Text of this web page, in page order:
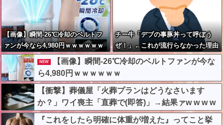
【画像】瞬間-26℃冷却のベルトフ
ァンが今なら4,980円ｗｗｗｗｗｗ
チー牛「デブの事豚丼って呼ぼう
ぜ！」←これが流行らなかった理由
NEW
【画像】瞬間-26℃冷却のベルトファンが今な
ら4,980円ｗｗｗｗｗｗ
【衝撃】葬儀屋「火葬プランはどうなさいます
か？」ワイ喪主「直葬で(即答)」→結果ァw w w w
w w w w w w
『これをしたら明確に体重が増えた』ってこと挙